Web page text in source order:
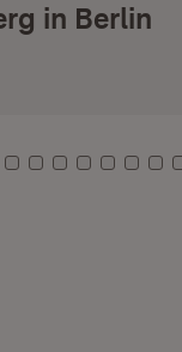
in Berlin
0 1 2
Kachel: 3
Zu Kachel: 4
Zu Kachel: 5
Zu Kachel: 6
ZuZuZu